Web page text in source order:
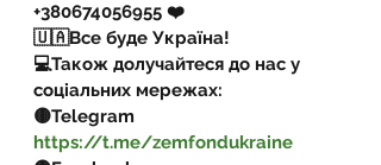
+380674056955 ❤️
🇺🇦Все буде Україна!
💻Також долучайтеся до нас у
соціальних мережах:
🟡Telegram
https://t.me/zemfondukraine